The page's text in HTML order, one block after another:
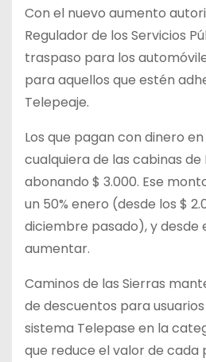
Con el nuevo aumento
Regulador de los Servicios
traspaso para los
para aquellos que estén
Telepeaje.
Los que pagan con dinero
cualquiera de las cabinas de
abonando $ 3.000. Ese
un 50% enero (desde los $
diciembre pasado), y desde
aumentar.
Caminos de las Sierras
de descuentos para
sistema Telepase en la
que reduce el valor de cada